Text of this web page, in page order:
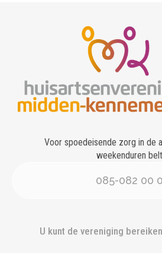
Voor spoedeisende zorg in de
weekenduren
085-082 00
U kunt de vereniging